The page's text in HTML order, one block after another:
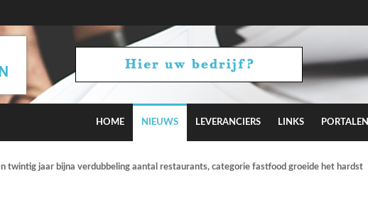
HOME NIEUWS LEVERANCIERS LINKS PORTALEN
In twintig jaar bijna verdubbeling aantal restaurants, categorie fastfood groeide het hardst